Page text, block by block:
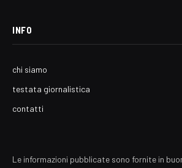
INFO
chi siamo
testata giornalistica
contatti
Le informazioni pubblicate sono fornite in